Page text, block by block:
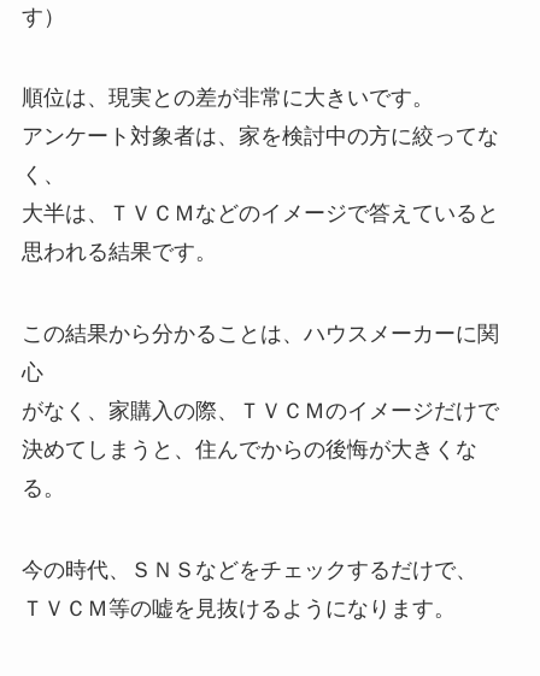
す）
順位は、現実との差が非常に大きいです。
アンケート対象者は、家を検討中の方に絞ってな
く、
大半は、ＴＶＣＭなどのイメージで答えていると
思われる結果です。
この結果から分かることは、ハウスメーカーに関
心
がなく、家購入の際、ＴＶＣＭのイメージだけで
決めてしまうと、住んでからの後悔が大きくな
る。
今の時代、ＳＮＳなどをチェックするだけで、
ＴＶＣＭ等の嘘を見抜けるようになります。